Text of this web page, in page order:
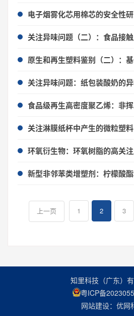
电子烟雾化芯用棉芯的安全性
关注淋膜纸杯中产生的微粒塑料
环氧衍生物：环氧树脂的高关
新型非邻苯类增塑剂：柠檬酸
上一页 1 2 3
知里科技（广东）
粤ICP备
网站建设：优网